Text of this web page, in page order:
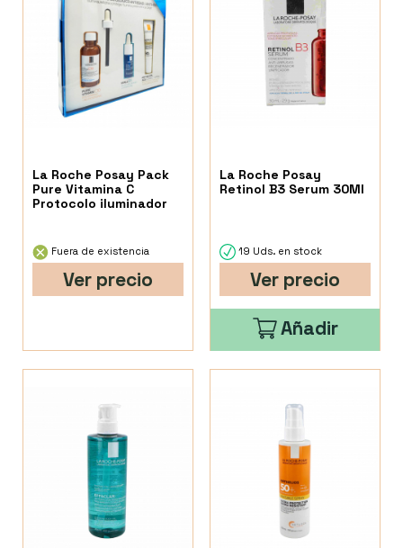
La Roche Posay Pack
Pure Vitamina C
Protocolo iluminador
Fuera de existencia
Ver precio
La Roche Posay
Retinol B3 Serum 30Ml
19 Uds. en stock
Ver precio
Añadir